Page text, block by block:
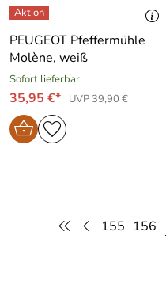
PEUGEOT Pfeffermühle
Molène, weiß
Sofort lieferbar
35,95 €* UVP 39,90 €
155 156